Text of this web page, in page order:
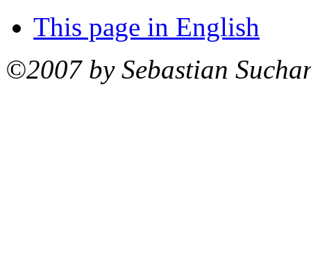
This page in English
©2007 by Sebastian